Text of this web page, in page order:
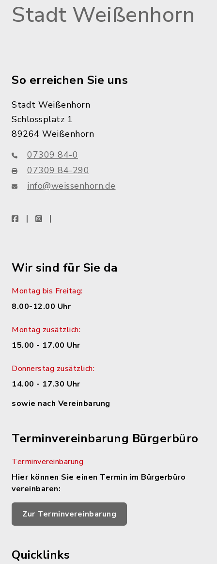
Stadt Weißenhorn
So erreichen Sie uns
Stadt Weißenhorn
Schlossplatz 1
89264 Weißenhorn
07309 84-0
07309 84-290
info@weissenhorn.de
facebookinstagram
Wir sind für Sie da
Montag bis Freitag:
8.00-12.00 Uhr
Montag zusätzlich:
15.00 - 17.00 Uhr
Donnerstag zusätzlich:
14.00 - 17.30 Uhr
sowie nach Vereinbarung
Terminvereinbarung Bürgerbüro
Terminvereinbarung
Hier können Sie einen Termin im Bürgerbüro
vereinbaren:
Zur Terminvereinbarung
Quicklinks